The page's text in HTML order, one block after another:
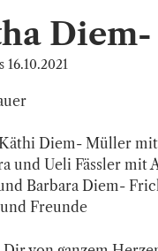
16.10.2021
Diem- Müller
und Ueli Fässler mit
Barbara Diem-
Freunde